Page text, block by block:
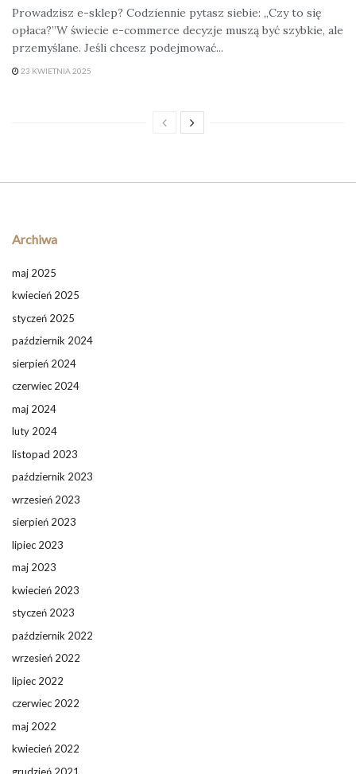
Prowadzisz e-sklep? Codziennie pytasz siebie: „Czy to się
opłaca?”W świecie e-commerce decyzje muszą być szybkie, ale
przemyślane. Jeśli chcesz podejmować...
23 KWIETNIA 2025
Archiwa
maj 2025
kwiecień 2025
styczeń 2025
październik 2024
sierpień 2024
czerwiec 2024
maj 2024
luty 2024
listopad 2023
październik 2023
wrzesień 2023
sierpień 2023
lipiec 2023
maj 2023
kwiecień 2023
styczeń 2023
październik 2022
wrzesień 2022
lipiec 2022
czerwiec 2022
maj 2022
kwiecień 2022
grudzień 2021